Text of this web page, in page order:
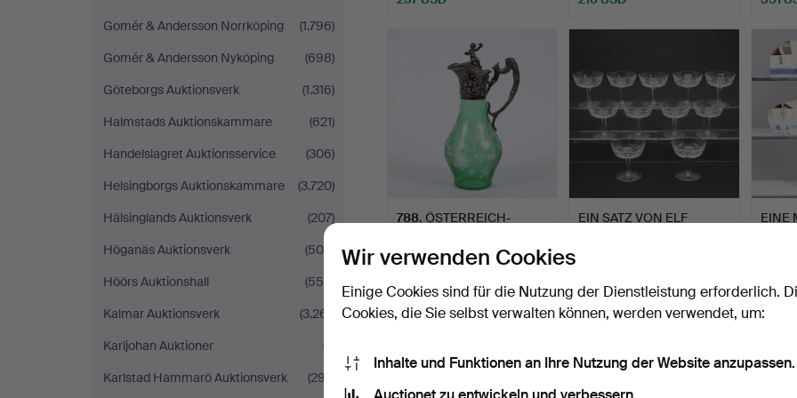
Gomér & Andersson Norrköping
(1.796)
Gomér & Andersson Nyköping
(698)
Göteborgs Auktionsverk
(1.316)
Halmstads Auktionskammare
(621)
Handelslagret Auktionsservice
(306)
Helsingborgs Auktionskammare
(3.720)
Hälsinglands Auktionsverk
(207)
Höganäs Auktionsverk
(506)
Höörs Auktionshall
(556)
Kalmar Auktionsverk
(3.261)
Karljohan Auktioner
(7)
Karlstad Hammarö Auktionsverk
(297)
788. ÖSTERREICH-
AUS SILBER UND…
675 USD
EIN SATZ VON ELF
164 USD
EINE
230
Wir verwenden Cookies
Einige Cookies sind für die Nutzung der Dienstleistung erforderlich.
Cookies, die Sie selbst verwalten können, werden verwendet, um:
Inhalte und Funktionen an Ihre Nutzung der Website anzupassen.